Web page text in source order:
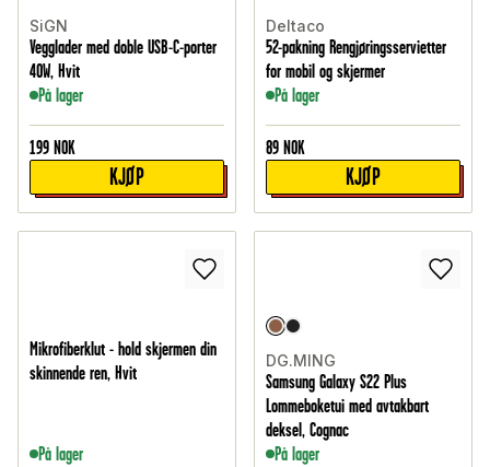
SiGN
Vegglader med doble USB-C-porter
40W, Hvit
På lager
199 NOK
KJØP
Deltaco
52-pakning Rengjøringsservietter
for mobil og skjermer
På lager
89 NOK
KJØP
Mikrofiberklut - hold skjermen din
skinnende ren, Hvit
På lager
DG.MING
Samsung Galaxy S22 Plus
Lommeboketui med avtakbart
deksel, Cognac
På lager